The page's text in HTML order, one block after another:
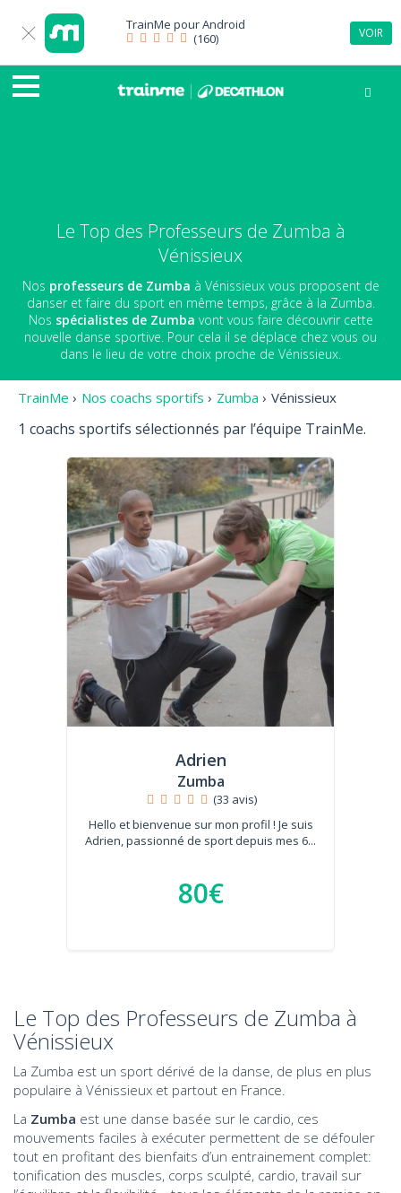
TrainMe pourAndroid
(160)
VOIR
Le Top des Professeurs de Zumba à
Vénissieux
Nos professeurs de Zumba à Vénissieux vous proposent de
danser et faire du sport en même temps, grâce à la Zumba.
Nos spécialistes de Zumba vont vous faire découvrir cette
nouvelle danse sportive. Pour cela il se déplace chez vous ou
dans le lieu de votre choix proche de Vénissieux.
TrainMe › Nos coachs sportifs › Zumba › Vénissieux
1 coachs sportifs sélectionnés par l’équipe TrainMe.
Adrien
Zumba
(33 avis)
Hello et bienvenue sur mon profil ! Je suis
Adrien, passionné de sport depuis mes 6...
80€
Le Top des Professeurs de Zumba à
Vénissieux
La Zumba est un sport dérivé de la danse, de plus en plus
populaire à Vénissieux et partout en France.
La Zumba est une danse basée sur le cardio, ces
mouvements faciles à exécuter permettent de se défouler
tout en profitant des bienfaits d’un entrainement complet:
tonification des muscles, corps sculpté, cardio, travail sur